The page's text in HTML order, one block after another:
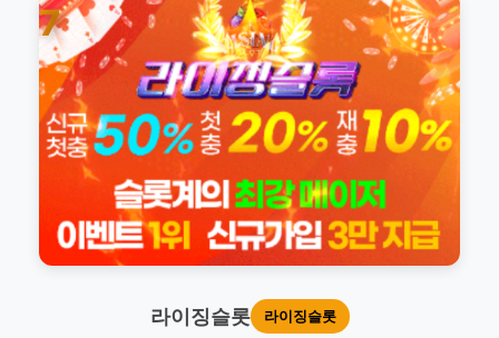
7
라이징슬롯 라이징슬롯